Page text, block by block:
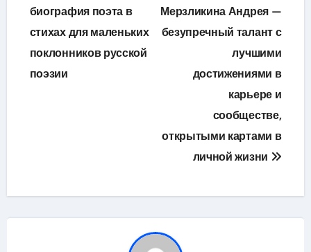
по
записям
биография поэта в
стихах для маленьких
поклонников русской
поэзии
Мерзликина Андрея —
безупречный талант с
лучшими
достижениями в
карьере и
сообществе,
открытыми картами в
личной жизни